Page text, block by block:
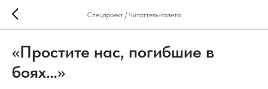
Спецпроект / Читаттель-газета
«Простите нас, погибшие в
боях…»